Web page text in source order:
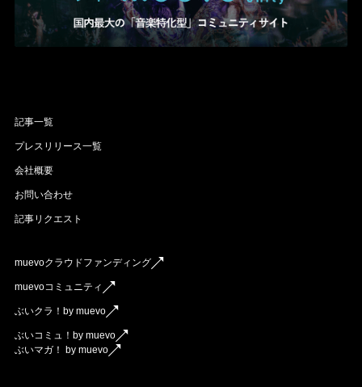
記事一覧
プレスリリース一覧
会社概要
お問い合わせ
記事リクエスト
muevoクラウドファンディング
muevoコミュニティ
ぶいクラ！by muevo
ぶいコミュ！by muevo
ぶいマガ！ by muevo